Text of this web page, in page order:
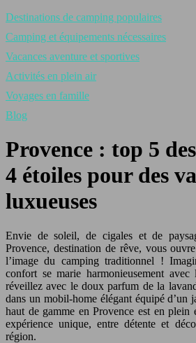
Destinations de camping populaires
Camping et équipements nécessaires
Vacances aventure et sportives
Activités en plein air
Voyages en famille
Blog
Provence : top 5
4 étoiles pour des
luxueuses
Envie de soleil, de cigales et de
Provence, destination de rêve, vous
l’image du camping traditionnel !
confort se marie harmonieusement
réveillez avec le doux parfum de la
dans un mobil-home élégant équipé d’un
haut de gamme en Provence est en plein
expérience unique, entre détente et
région.